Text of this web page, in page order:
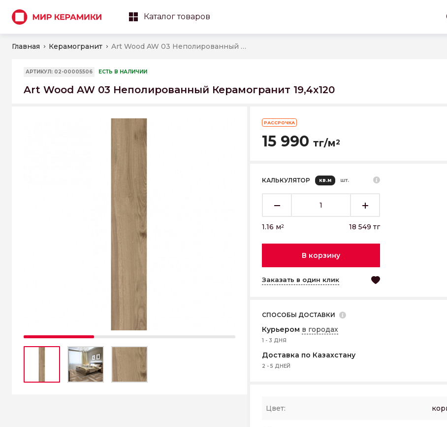
Каталог товаров
Главная Керамогранит Art Wood AW 03 Неполированный Керамогранит 19,4x120
АРТИКУЛ: 02-00005506 ЕСТЬ В НАЛИЧИИ
Art Wood AW 03 Неполированный Керамогранит 19,4x120
РАССРОЧКА
15 990 тг/м2
КАЛЬКУЛЯТОР кв.м шт.
1.16 м2 18 549 тг
В корзину
Заказать в один клик
СПОСОБЫ ДОСТАВКИ
Курьером в городах
1 - 3 ДНЯ
Доставка по Казахстану
2 - 5 ДНЕЙ
Цвет: